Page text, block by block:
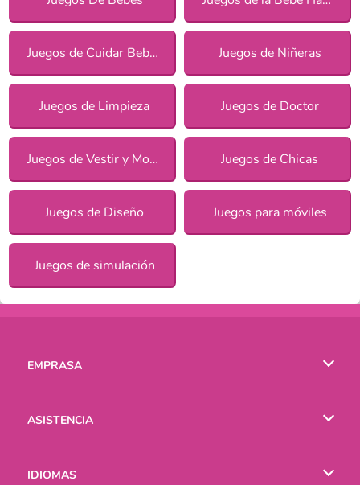
Juegos de Cuidar Bebés Juegos de Niñeras
Juegos de Limpieza Juegos de Doctor
Juegos de Vestir y Moda Juegos de Chicas
Juegos de Diseño Juegos para móviles
Juegos de simulación
EMPRASA
ASISTENCIA
IDIOMAS